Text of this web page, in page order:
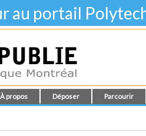
au portail
À propos Déposer Parcourir